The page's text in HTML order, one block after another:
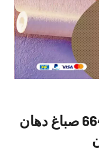
صباغ هندي الرابية 66405052 صباغ دهان